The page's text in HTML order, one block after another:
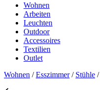
Wohnen
Arbeiten
Leuchten
Outdoor
Accessoires
Textilien
Outlet
Wohnen /Esszimmer/ Stühle /